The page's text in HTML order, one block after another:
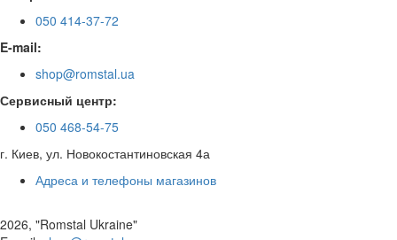
050 414-37-72
E-mail:
shop@romstal.ua
Сервисный центр:
050 468-54-75
г. Киев, ул. Новокостантиновская 4а
Адреса и телефоны магазинов
2026, "Romstal Ukraine"